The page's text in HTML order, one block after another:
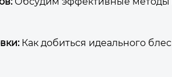
Как добиться идеального